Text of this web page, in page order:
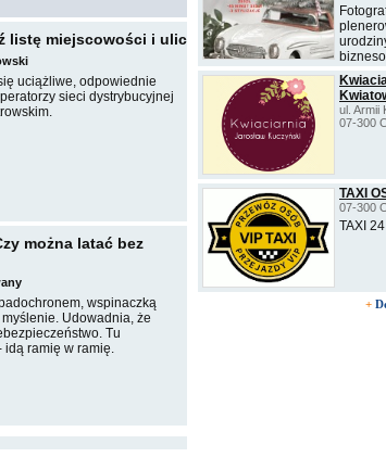
listę miejscowości i ulic
uciążliwe, odpowiednie
sieci dystrybucyjnej
można latać bez
wspinaczką
Udowadnia, że
Tu
idą ramię w ramię.
ul. Armii
07-300
TAXI
07-300
TAXI
+